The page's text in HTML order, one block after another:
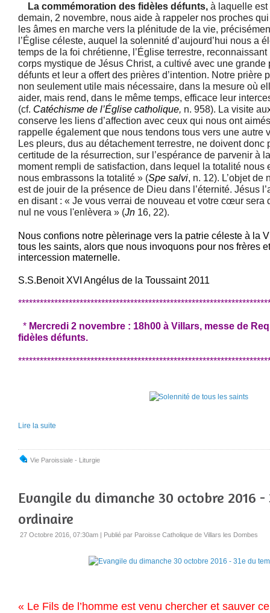
La commémoration des fidèles défunts, à laquelle
demain, 2 novembre, nous aide à rappeler nos proches
les âmes en marche vers la plénitude de la vie,
l’Église céleste, auquel la solennité d’aujourd’hui nous a
temps de la foi chrétienne, l’Église terrestre,
corps mystique de Jésus Christ, a cultivé avec une grande
défunts et leur a offert des prières d’intention. Notre prière
non seulement utile mais nécessaire, dans la mesure où
aider, mais rend, dans le même temps, efficace leur
(cf. Catéchisme de l’Église catholique, n. 958). La visite
conserve les liens d’affection avec ceux qui nous ont
rappelle également que nous tendons tous vers une autre
Les pleurs, dus au détachement terrestre, ne doivent donc
certitude de la résurrection, sur l’espérance de parvenir à
moment rempli de satisfaction, dans lequel la totalité nous
nous embrassons la totalité » (Spe salvi, n. 12). L’objet de
est de jouir de la présence de Dieu dans l’éternité. Jésus
en disant : « Je vous verrai de nouveau et votre cœur sera
nul ne vous l'enlèvera » (Jn 16, 22).
Nous confions notre pèlerinage vers la patrie céleste à la
tous les saints, alors que nous invoquons pour nos frères
intercession maternelle.
S.S.Benoit XVI Angélus de la Toussaint 2011
* Mercredi 2 novembre : 18h00 à Villars, messe de
fidèles défunts.
******
Lire la suite
Vie Paroissiale - Liturgie
Evangile du dimanche 30 octobre 2016 -
ordinaire
27 Octobre 2016, 07:30am | Publié par Paroisse Catholique de Villars les Dombes
« Le Fils de l’homme est venu chercher et sauver